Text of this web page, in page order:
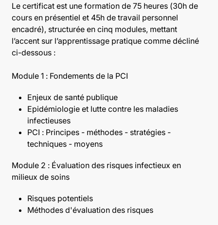
Le certificat est une formation de 75 heures (30h de
cours en présentiel et 45h de travail personnel
encadré), structurée en cinq modules, mettant
l’accent sur l’apprentissage pratique comme décliné
ci-dessous :
Module 1 : Fondements de la PCI
Enjeux de santé publique
Epidémiologie et lutte contre les maladies
infectieuses
PCI : Principes - méthodes - stratégies -
techniques - moyens
Module 2 : Évaluation des risques infectieux en
milieux de soins
Risques potentiels
Méthodes d'évaluation des risques